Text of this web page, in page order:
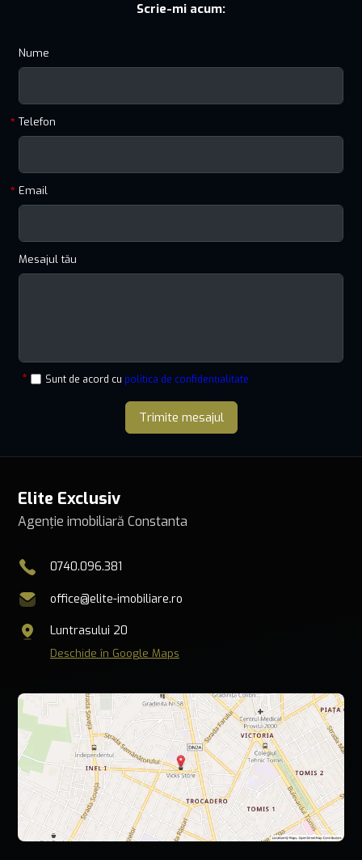
Scrie-mi acum:
Nume
Telefon
Email
Mesajul tău
Sunt de acord cu politica de confidențialitate
Trimite mesajul
Elite Exclusiv
Agenție imobiliară Constanta
0740.096.381
office@elite-imobiliare.ro
Luntrasului 20
Deschide în Google Maps